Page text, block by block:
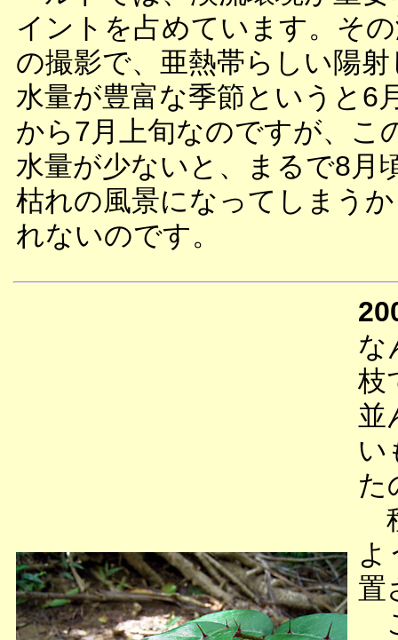
イントを占めています。そ
の撮影で、亜熱帯らしい陽射
水量が豊富な季節というと6
から7月上旬なのですが、こ
水量が少ないと、まるで8月
枯れの風景になってしまう
れないのです。
な
枝
並
い
た
よ
置